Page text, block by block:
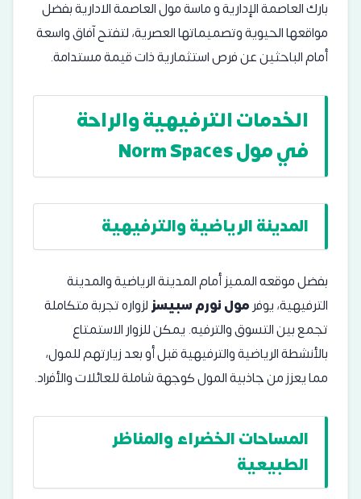
بارك العاصمة الإداريةوماسة مول العاصمة الاداريةبفضل
مواقعها الحيوية وتصميماتها العصرية، لتفتح آفاق واسعة
أمام الباحثين عن فرص استثمارية ذات قيمة مستدامة.
الخدمات الترفيهية والراحة
في مول Norm Spaces
المدينة الرياضية والترفيهية
بفضل موقعه المميز أمام المدينة الرياضية والمدينة
الترفيهية، يوفرمول نورم سبيسزلزواره تجربة متكاملة
تجمع بين التسوق والترفيه. يمكن للزوار الاستمتاع
بالأنشطة الرياضية والترفيهية قبل أو بعد زيارتهم للمول،
مما يعزز من جاذبية المول كوجهة شاملة للعائلات والأفراد.
المساحات الخضراء والمناظر
الطبيعية